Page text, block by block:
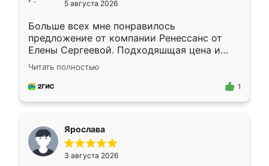
5 августа 2026
Больше всех мне понравилось
предложение от компании Ренессанс от
Елены Сергеевой. Подходяшщая цена и
короткие сроки изготовления. Приехавший
для замера сотрудник Владислав
предложил по моему эскизу самый
Читать полностью
1
Ярослава
3 августа 2026